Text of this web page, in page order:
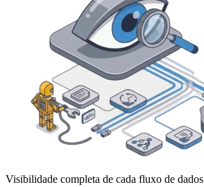
Visibilidade completa de cada fluxo de dados